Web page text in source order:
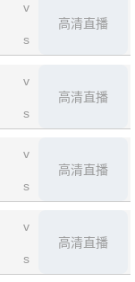
v
s
高清直播
v
s
高清直播
v
s
高清直播
v
s
高清直播